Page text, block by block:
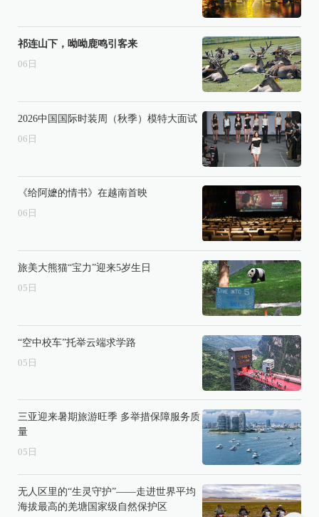
祁连山下，呦呦鹿鸣引客来
06 日
2026中国国际时装周（秋季）模特大面试
06 日
《给阿嬷的情书》在越南首映
06 日
旅美大熊猫“宝力”迎来5岁生日
05 日
“空中校车”托举云端求学路
05 日
三亚迎来暑期旅游旺季 多举措保障服务质
量
05 日
无人区里的“生灵守护”——走进世界平均
海拔最高的羌塘国家级自然保护区